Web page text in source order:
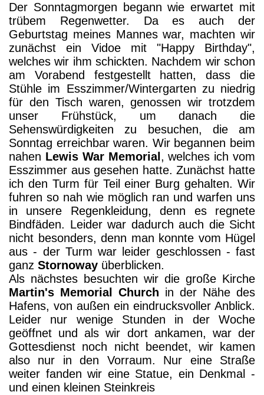
Der Sonntagmorgen begann wie erwartet mit
trübem Regenwetter. Da es auch der
Geburtstag meines Mannes war, machten wir
zunächst ein Vidoe mit "Happy Birthday",
welches wir ihm schickten. Nachdem wir schon
am Vorabend festgestellt hatten, dass die
Stühle im Esszimmer/Wintergarten zu niedrig
für den Tisch waren, genossen wir trotzdem
unser Frühstück, um danach die
Sehenswürdigkeiten zu besuchen, die am
Sonntag erreichbar waren. Wir begannen beim
nahen Lewis War Memorial , welches ich vom
Esszimmer aus gesehen hatte. Zunächst hatte
ich den Turm für Teil einer Burg gehalten. Wir
fuhren so nah wie möglich ran und warfen uns
in unsere Regenkleidung, denn es regnete
Bindfäden. Leider war dadurch auch die Sicht
nicht besonders, denn man konnte vom Hügel
aus - der Turm war leider geschlossen - fast
ganz Stornoway überblicken.
Als nächstes besuchten wir die große Kirche
Martin's Memorial Church in der Nähe des
Hafens, von außen ein eindrucksvoller Anblick.
Leider nur wenige Stunden in der Woche
geöffnet und als wir dort ankamen, war der
Gottesdienst noch nicht beendet, wir kamen
also nur in den Vorraum. Nur eine Straße
weiter fanden wir eine Statue, ein Denkmal -
und einen kleinen Steinkreis